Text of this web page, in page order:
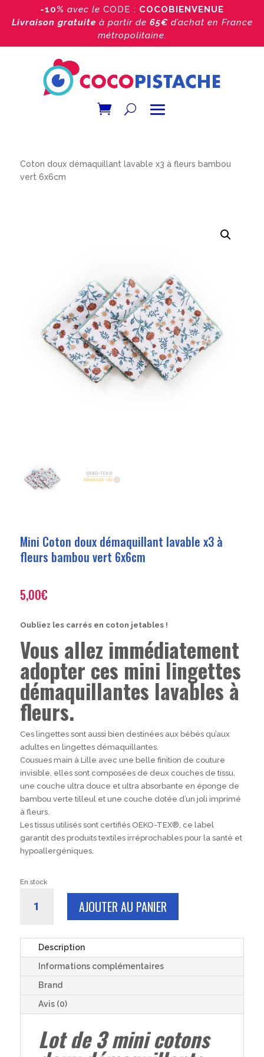
-10% avec le CODE : COCOBIENVENUE
Livraison gratuite à partir de 65€ d’achat en France
métropolitaine.
Coton doux démaquillant lavable x3 à fleurs bambou
vert 6x6cm
Mini Coton doux démaquillant lavable x3 à
fleurs bambou vert 6x6cm
5,00€
Oubliez les carrés en coton jetables !
Vous allez immédiatement
adopter ces mini lingettes
démaquillantes lavables à
fleurs.
Ces lingettes sont aussi bien destinées aux bébés qu’aux
adultes en lingettes démaquillantes.
Cousues main à Lille avec une belle finition de couture
invisible, elles sont composées de deux couches de tissu,
une couche ultra douce et ultra absorbante en éponge de
bambou verte tilleul et une couche dotée d’un joli imprimé
à fleurs.
Les tissus utilisés sont certifiés OEKO-TEX®, ce label
garantit des produits textiles irréprochables pour la santé et
hypoallergéniques.
En stock
doux
démaquillant
lavable
à
fleurs
6x6cm
AJOUTER AU PANIER
Description
Informations complémentaires
Brand
Avis (0)
Lot de 3 mini cotons